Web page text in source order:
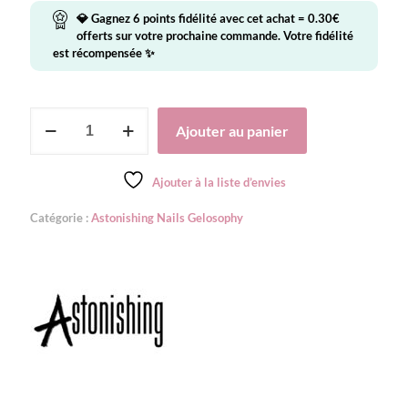
💎 Gagnez6 points fidélité avec cet achat = 0.30€
offerts sur votre prochaine commande. Votre fidélité
est récompensée ✨
Ajouter au panier
Ajouter à la liste d’envies
Catégorie :Astonishing Nails Gelosophy